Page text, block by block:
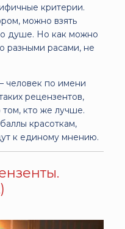
критерии.
можно взять
душе. Но как можно
разными расами, не
человек по имени
рецензентов,
том, кто же лучше.
красоткам,
к единому мнению.